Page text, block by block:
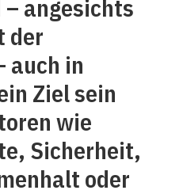
angesichts
der
auch in
Ziel sein
wie
Sicherheit,
oder